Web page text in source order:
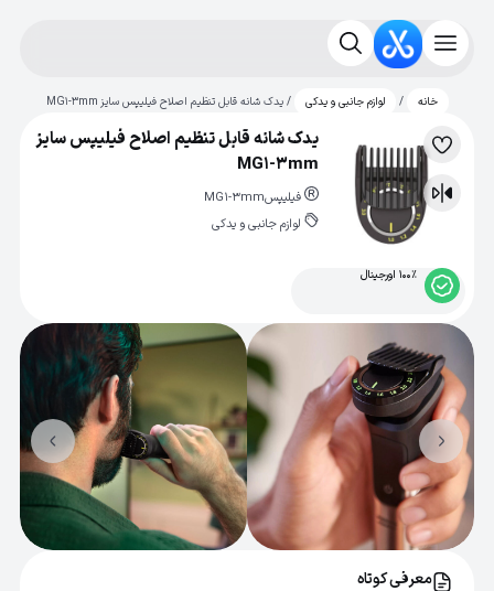
خانه / لوازم جانبی و یدکی / یدک شانه قابل تنظیم اصلاح فیلیپس سایز MG1-3mm
لیست
علاقه‌مندی
مقایسه
یدک شانه قابل تنظیم اصلاح فیلیپس سایز
MG1-3mm
فیلیپسMG1-3mm
لوازم جانبی و یدکی
100% اورجینال
معرفی کوتاه